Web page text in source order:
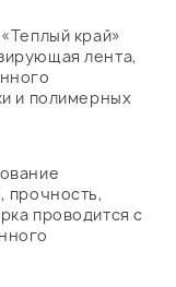
край»
лента,
и полимерных
прочность,
проводится с